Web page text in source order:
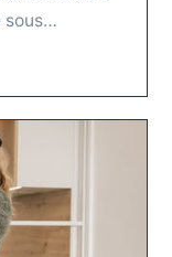
sous…